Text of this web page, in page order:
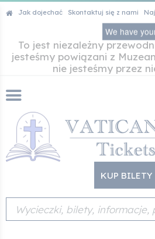
Jak dojechać Skontaktuj się z nami
We have
To jest niezależny
jesteśmy powiązani z
nie jesteśmy przez
KUP BILETY